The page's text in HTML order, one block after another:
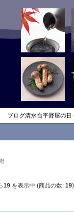
ブログ清水台平野屋の日
19 を表示中 (商品の数: 19)